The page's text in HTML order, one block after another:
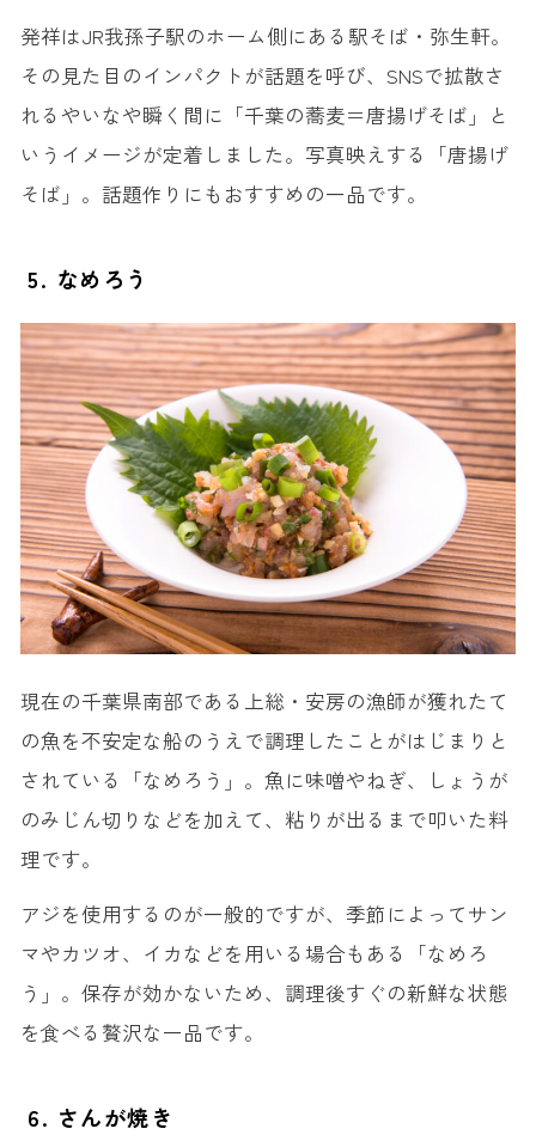
発祥はJR我孫子駅のホーム側にある駅そば・弥生軒。
その見た目のインパクトが話題を呼び、SNSで拡散さ
れるやいなや瞬く間に「千葉の蕎麦＝唐揚げそば」と
いうイメージが定着しました。写真映えする「唐揚げ
そば」。話題作りにもおすすめの一品です。
5. なめろう
現在の千葉県南部である上総・安房の漁師が獲れたて
の魚を不安定な船のうえで調理したことがはじまりと
されている「なめろう」。魚に味噌やねぎ、しょうが
のみじん切りなどを加えて、粘りが出るまで叩いた料
理です。
アジを使用するのが一般的ですが、季節によってサン
マやカツオ、イカなどを用いる場合もある「なめろ
う」。保存が効かないため、調理後すぐの新鮮な状態
を食べる贅沢な一品です。
6. さんが焼き